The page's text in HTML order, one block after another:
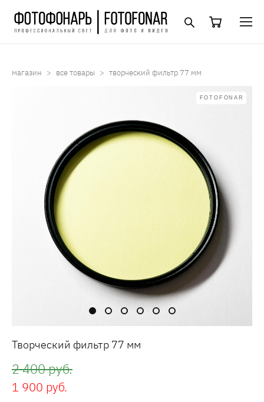
магазин > все товары > творческий фильтр 77 мм
FOTOFONAR
Творческий фильтр 77 мм
2 400 pуб.
1 900 pуб.